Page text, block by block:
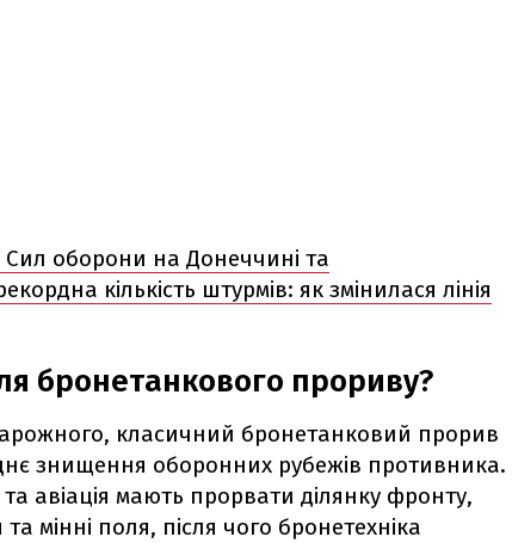
Сил оборони на Донеччині та
кількість штурмів: як змінилася лінія
бронетанкового прориву?
класичний бронетанковий прорив
знищення оборонних рубежів противника.
авіація мають прорвати ділянку фронту,
мінні поля, після чого бронетехніка